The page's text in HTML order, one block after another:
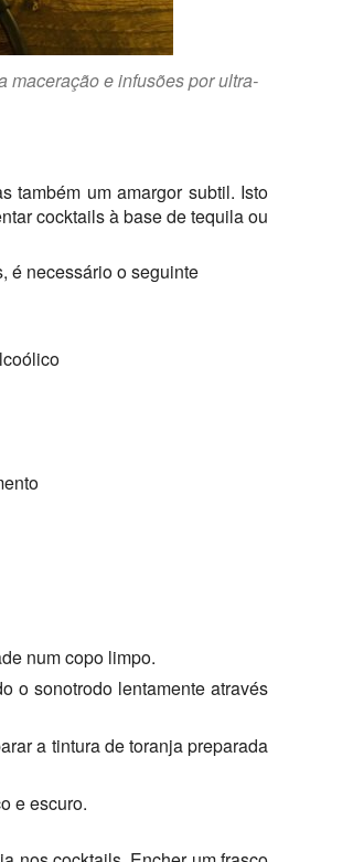
e infusões por ultra-
também um amargor subtil. Isto
cocktails à base de tequila ou
é necessário o seguinte
num copo limpo.
o sonotrodo lentamente através
a tintura de toranja preparada
e escuro.